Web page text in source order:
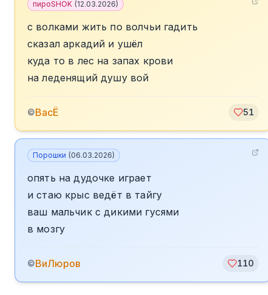
пироSHOK (12.03.2026)
с волками жить по волчьи гадить
сказал аркадий и ушёл
куда то в лес на запах крови
на леденящий душу вой
©ВасЁ 51
Порошки (06.03.2026)
опять на дудочке играет
и стаю крыс ведёт в тайгу
ваш мальчик с дикими гусями
в мозгу
©ВиЛюров 110